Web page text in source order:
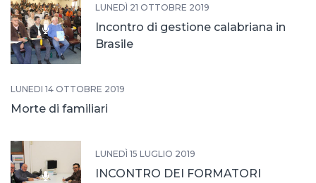
LUNEDÌ 21 OTTOBRE 2019
Incontro di gestione calabriana in
Brasile
LUNEDÌ 14 OTTOBRE 2019
Morte di familiari
LUNEDÌ 15 LUGLIO 2019
INCONTRO DEI FORMATORI